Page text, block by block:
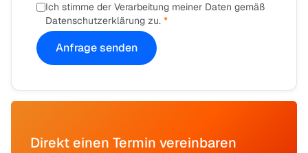
Ich stimme der Verarbeitung meiner Daten gemäß
Datenschutzerklärung zu. *
Direkt einen Termin vereinbaren